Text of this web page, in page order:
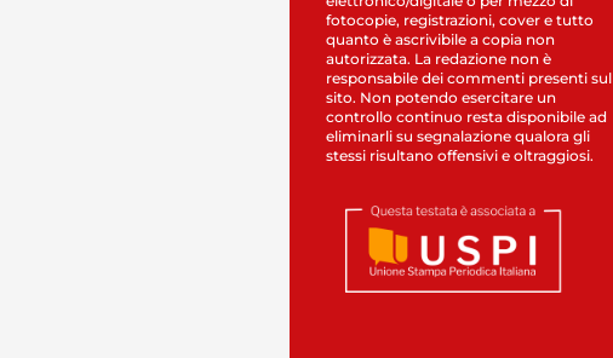
fotocopie, registrazioni, cover e tutto
quanto è ascrivibile a copia non
autorizzata. La redazione non è
responsabile dei commenti presenti sul
sito. Non potendo esercitare un
controllo continuo resta disponibile ad
eliminarli su segnalazione qualora gli
stessi risultano offensivi e oltraggiosi.